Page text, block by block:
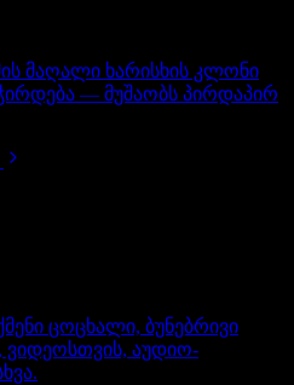
მაღალი ხარისხის კლონი
— მუშაობს პირდაპირ
ცოცხალი, ბუნებრივი
ვიდეოსთვის, აუდიო-